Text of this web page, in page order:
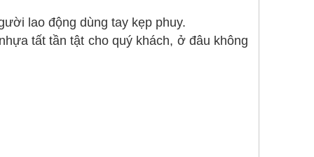
lao động dùng tay kẹp phuy.
tất tần tật cho quý khách, ở đâu không